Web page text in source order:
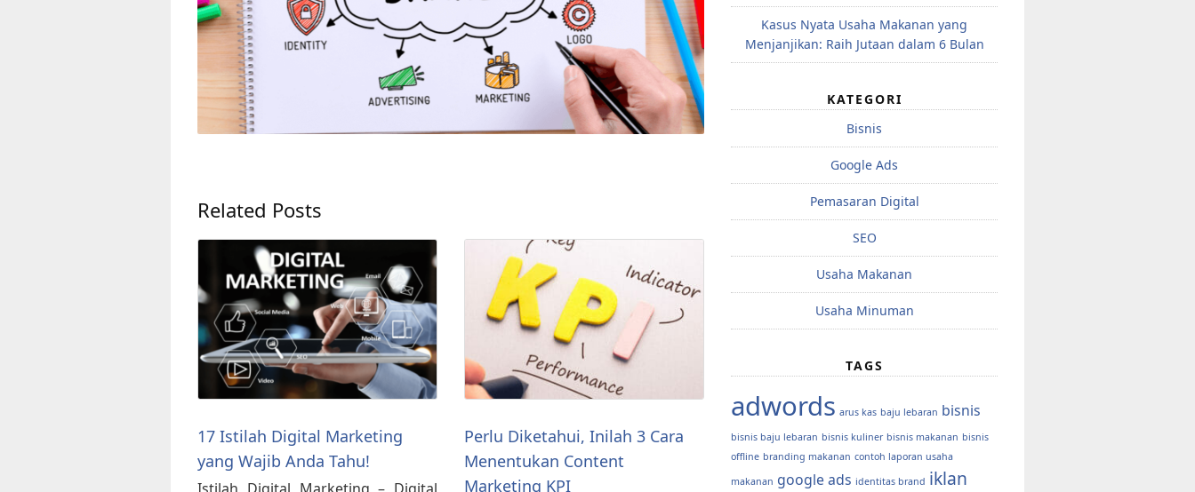
Related Posts
17 Istilah Digital Marketing
yang Wajib Anda Tahu!
Perlu Diketahui, Inilah 3 Cara
Menentukan Content
Marketing KPI
Kasus Nyata Usaha Makanan yang
Menjanjikan: Raih Jutaan dalam 6 Bulan
KATEGORI
Bisnis
Google Ads
Pemasaran Digital
SEO
Usaha Makanan
Usaha Minuman
TAGS
adwords arus kas baju lebaran bisnis
bisnis baju lebaran bisnis kuliner bisnis makanan bisnis
offline branding makanan contoh laporan usaha
makanan google ads identitas brand iklan